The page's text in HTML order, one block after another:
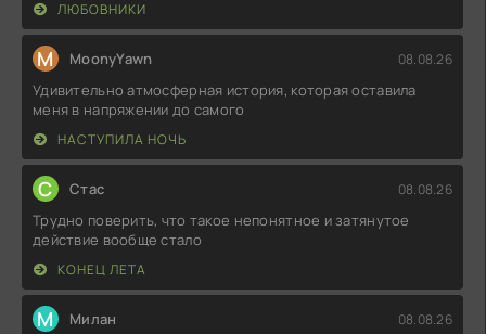
ЛЮБОВНИКИ
M MoonyYawn 08.08.26
Удивительно атмосферная история, которая оставила
меня в напряжении до самого
НАСТУПИЛА НОЧЬ
С Стас 08.08.26
Трудно поверить, что такое непонятное и затянутое
действие вообще стало
КОНЕЦ ЛЕТА
М Милан 08.08.26